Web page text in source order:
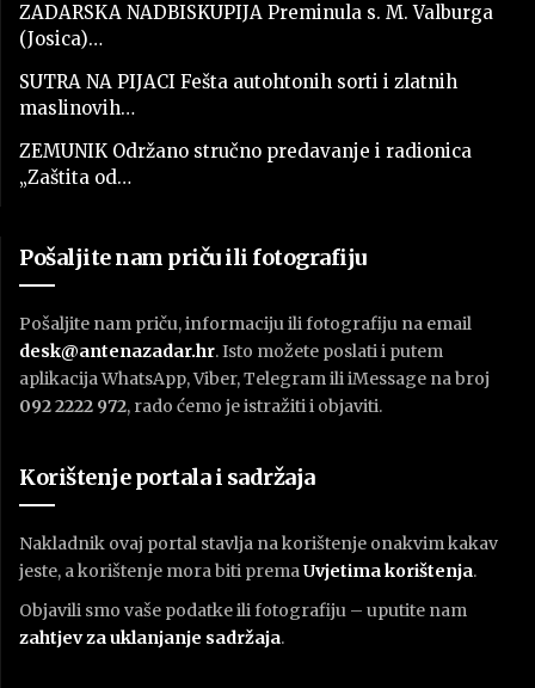
ZADARSKA NADBISKUPIJA Preminula s. M. Valburga
(Josica)…
SUTRA NA PIJACI Fešta autohtonih sorti i zlatnih
maslinovih…
ZEMUNIK Održano stručno predavanje i radionica
„Zaštita od…
Pošaljite nam priču ili fotografiju
Pošaljite nam priču, informaciju ili fotografiju na email
desk@antenazadar.hr. Isto možete poslati i putem
aplikacija WhatsApp, Viber, Telegram ili iMessage na broj
092 2222 972, rado ćemo je istražiti i objaviti.
Korištenje portala i sadržaja
Nakladnik ovaj portal stavlja na korištenje onakvim kakav
jeste, a korištenje mora biti prema Uvjetima korištenja.
Objavili smo vaše podatke ili fotografiju – uputite nam
zahtjev za uklanjanje sadržaja.